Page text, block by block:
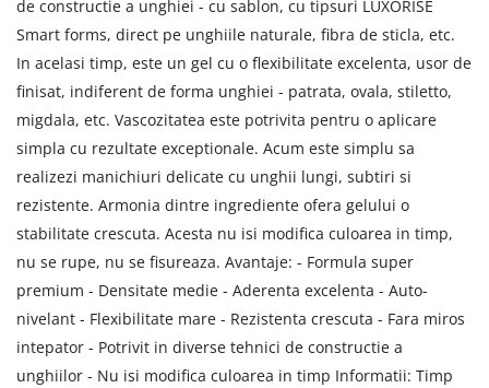
de constructie a unghiei - cu sablon, cu tipsuri LUXORISE
Smart forms, direct pe unghiile naturale, fibra de sticla, etc.
In acelasi timp, este un gel cu o flexibilitate excelenta, usor de
finisat, indiferent de forma unghiei - patrata, ovala, stiletto,
migdala, etc. Vascozitatea este potrivita pentru o aplicare
simpla cu rezultate exceptionale. Acum este simplu sa
realizezi manichiuri delicate cu unghii lungi, subtiri si
rezistente. Armonia dintre ingrediente ofera gelului o
stabilitate crescuta. Acesta nu isi modifica culoarea in timp,
nu se rupe, nu se fisureaza. Avantaje: - Formula super
premium - Densitate medie - Aderenta excelenta - Auto-
nivelant - Flexibilitate mare - Rezistenta crescuta - Fara miros
intepator - Potrivit in diverse tehnici de constructie a
unghiilor - Nu isi modifica culoarea in timp Informatii: Timp